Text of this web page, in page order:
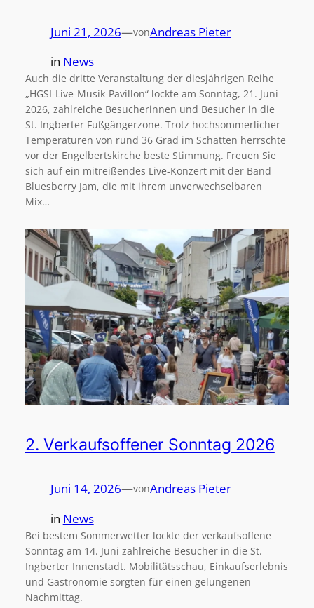
Juni 21, 2026—vonAndreas Pieter
in News
Auch die dritte Veranstaltung der diesjährigen Reihe
„HGSI-Live-Musik-Pavillon“ lockte am Sonntag, 21. Juni
2026, zahlreiche Besucherinnen und Besucher in die
St. Ingberter Fußgängerzone. Trotz hochsommerlicher
Temperaturen von rund 36 Grad im Schatten herrschte
vor der Engelbertskirche beste Stimmung. Freuen Sie
sich auf ein mitreißendes Live-Konzert mit der Band
Bluesberry Jam, die mit ihrem unverwechselbaren
Mix…
2. Verkaufsoffener Sonntag 2026
Juni 14, 2026—vonAndreas Pieter
in News
Bei bestem Sommerwetter lockte der verkaufsoffene
Sonntag am 14. Juni zahlreiche Besucher in die St.
Ingberter Innenstadt. Mobilitätsschau, Einkaufserlebnis
und Gastronomie sorgten für einen gelungenen
Nachmittag.